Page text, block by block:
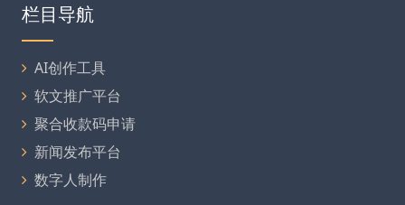
栏目导航
AI创作工具
软文推广平台
聚合收款码申请
新闻发布平台
数字人制作